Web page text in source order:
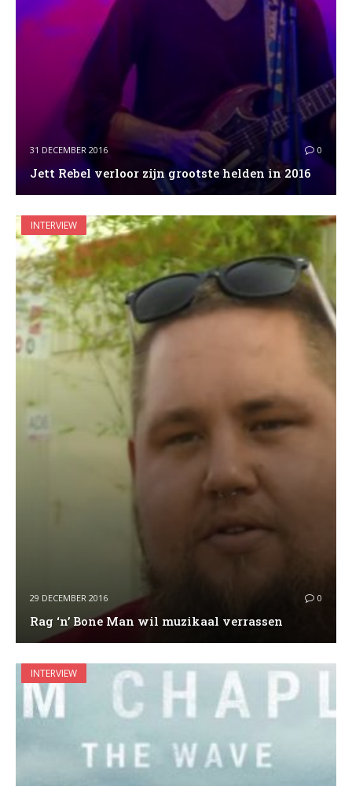
31 DECEMBER 2016 0
Jett Rebel verloor zijn grootste helden in 2016
INTERVIEW
29 DECEMBER 2016 0
Rag ‘n’ Bone Man wil muzikaal verrassen
INTERVIEW